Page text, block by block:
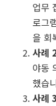
업무
로그
을 회
사례
야동
했습
사례